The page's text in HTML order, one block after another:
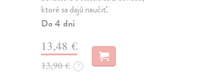
ktoré sa dajú naučiť.
Do 4 dní
13,48 €
13,90 € ?